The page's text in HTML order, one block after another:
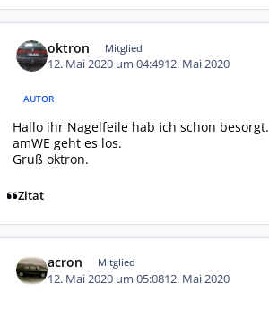
oktron Mitglied
12. Mai 2020 um 04:4912. Mai 2020
AUTOR
Hallo ihr Nagelfeile hab ich schon besorgt.
amWE geht es los.
Gruß oktron.
Zitat
acron Mitglied
12. Mai 2020 um 05:0812. Mai 2020